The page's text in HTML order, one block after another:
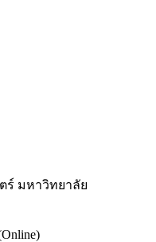
ร์ มหาวิทยาลัย